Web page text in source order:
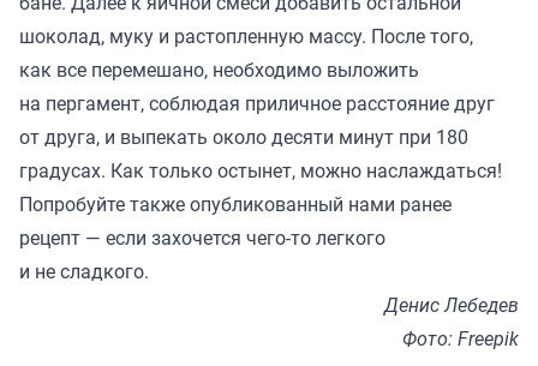
шоколад, муку и растопленную массу. После того,
как все перемешано, необходимо выложить
на пергамент, соблюдая приличное расстояние друг
от друга, и выпекать около десяти минут при 180
градусах. Как только остынет, можно наслаждаться!
Попробуйте такжеопубликованный нами ранее
рецепт — если захочется чего-то легкого
и не сладкого.
Денис Лебедев
Фото: Freepik